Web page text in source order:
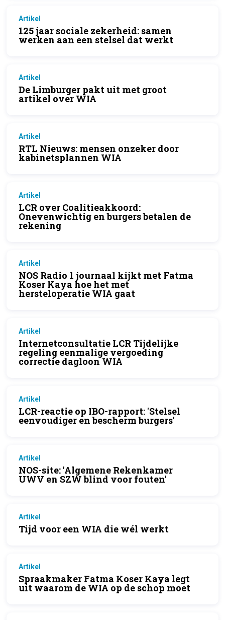
Artikel
125 jaar sociale zekerheid: samen
werken aan een stelsel dat werkt
Artikel
De Limburger pakt uit met groot
artikel over WIA
Artikel
RTL Nieuws: mensen onzeker door
kabinetsplannen WIA
Artikel
LCR over Coalitieakkoord:
Onevenwichtig en burgers betalen de
rekening
Artikel
NOS Radio 1 journaal kijkt met Fatma
Koser Kaya hoe het met
hersteloperatie WIA gaat
Artikel
Internetconsultatie LCR Tijdelijke
regeling eenmalige vergoeding
correctie dagloon WIA
Artikel
LCR-reactie op IBO-rapport: 'Stelsel
eenvoudiger en bescherm burgers'
Artikel
NOS-site: 'Algemene Rekenkamer
UWV en SZW blind voor fouten'
Artikel
Tijd voor een WIA die wél werkt
Artikel
Spraakmaker Fatma Koser Kaya legt
uit waarom de WIA op de schop moet